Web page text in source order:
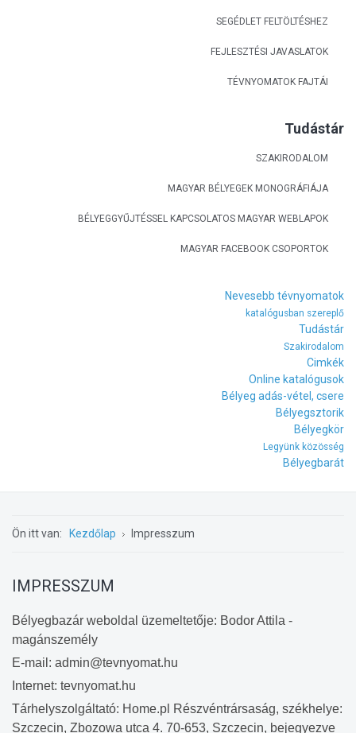
SEGÉDLET FELTÖLTÉSHEZ
FEJLESZTÉSI JAVASLATOK
TÉVNYOMATOK FAJTÁI
Tudástár
SZAKIRODALOM
MAGYAR BÉLYEGEK MONOGRÁFIÁJA
BÉLYEGGYŰJTÉSSEL KAPCSOLATOS MAGYAR WEBLAPOK
MAGYAR FACEBOOK CSOPORTOK
Nevesebb tévnyomatok
katalógusban szereplő
Tudástár
Szakirodalom
Cimkék
Online katalógusok
Bélyeg adás-vétel, csere
Bélyegsztorik
Bélyegkör
Legyünk közösség
Bélyegbarát
Ön itt van: Kezdőlap Impresszum
IMPRESSZUM
Bélyegbazár weboldal üzemeltetője: Bodor Attila -
magánszemély
E-mail: admin@tevnyomat.hu
Internet: tevnyomat.hu
Tárhelyszolgáltató: Home.pl Részvéntrársaság, székhelye:
Szczecin, Zbozowa utca 4. 70-653, Szczecin, bejegyezve